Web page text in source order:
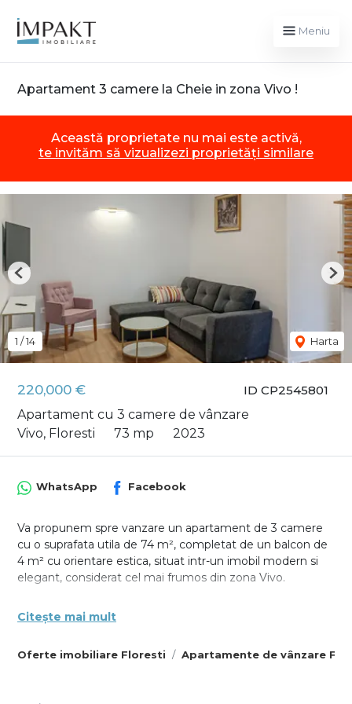
Meniu
Apartament 3 camere la Cheie in zona Vivo !
Această proprietate nu mai este activă,
te invităm să vizualizezi proprietăți similare
ID CP2545801
220,000 €
Apartament cu 3 camere de vânzare
Vivo, Floresti
73 mp 2023
1 /14 Harta
Previous
Oferte imobiliare Floresti Apartamente de vânzare
WhatsApp Facebook
Va propunem spre vanzare un apartament de 3 camere
cu o suprafata utila de 74 m², completat de un balcon de
4 m² cu orientare estica, situat intr-un imobil modern si
elegant, considerat cel mai frumos din zona Vivo.
gandita pentru confortul cotidian. Dispunerea este
doua dormitoare, doua bai (una cu cabina de dus, cealalta
Citește mai mult